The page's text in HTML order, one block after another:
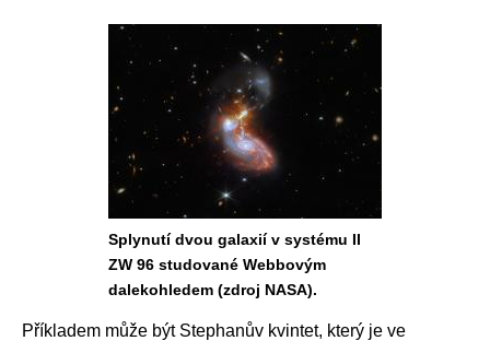
Splynutí dvou galaxií v systému II
ZW 96 studované Webbovým
dalekohledem (zdroj NASA).
Příkladem může být Stephanův kvintet, který je ve